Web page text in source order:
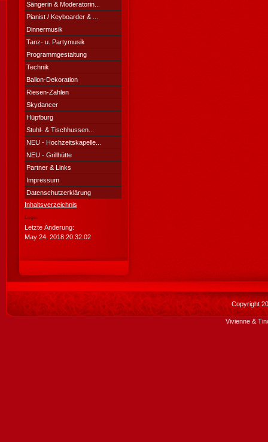
Sängerin & Moderatorin...
Pianist / Keyboarder & ...
Dinnermusik
Tanz- u. Partymusik
Programmgestaltung
Technik
Ballon-Dekoration
Riesen-Zahlen
Skydancer
Hüpfburg
Stuhl- & Tischhussen...
NEU - Hochzeitskapelle...
NEU - Grillhütte
Partner & Links
Impressum
Datenschutzerklärung
Inhaltsverzeichnis
Login
Letzte Änderung:
May 24. 2018 20:32:02
Copyright
Vivienne &